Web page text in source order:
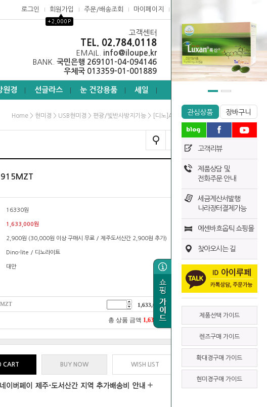
TODAY VIEW
관심상품 장바구니
고객리뷰
제품상담 및
전화주문 안내
세금계산서발행
나라장터결제가능
에센바흐옵틱 쇼핑몰
찾아오시는 길
제품선택 가이드
렌즈구매 가이드
확대경구매 가이드
현미경구매 가이드
로그인 회원가입
▲
+2,000P
주문/배송조회 마이페이지
고객센터
TEL. 02.784.0118
EMAIL. info@iloupe.kr
BANK. 국민은행 269101-04-094146
우체국 013359-01-001889
0
원경 선글라스 눈 건강용품 세일
Home > 현미경 > USB현미경 > 편광/빛반사방지기능 > [디노]AM7915MZT
16330원
1,633,000원
2,900원 (30,000원 이상 구매시 무료 / 제주도서산간 2,900원 추가)
Dino-lite / 디노라이트
대만
1,633,000원
총 상품 금액 1,633,000
CART BUY NOW WISH LIST